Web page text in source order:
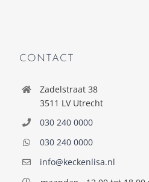
CONTACT
Zadelstraat 38
3511 LV Utrecht
030 240 0000
030 240 0000
info@keckenlisa.nl